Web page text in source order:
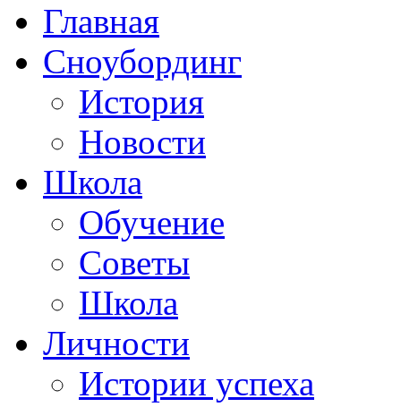
Главная
Сноубординг
История
Новости
Школа
Обучение
Советы
Школа
Личности
Истории успеха